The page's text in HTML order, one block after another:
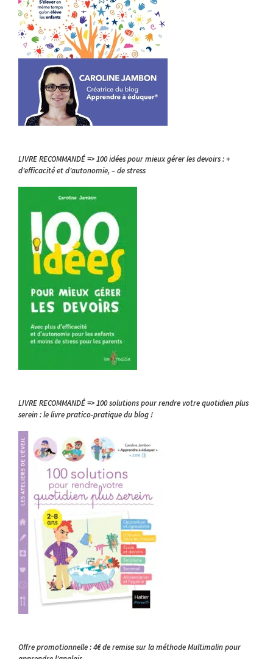
LIVRE RECOMMANDÉ => 100 idées pour mieux gérer les devoirs : +
d’efficacité et d’autonomie, – de stress
LIVRE RECOMMANDÉ => 100 solutions pour rendre votre quotidien plus
serein : le livre pratico-pratique du blog !
Offre promotionnelle : 4€ de remise sur la méthode Multimalin pour